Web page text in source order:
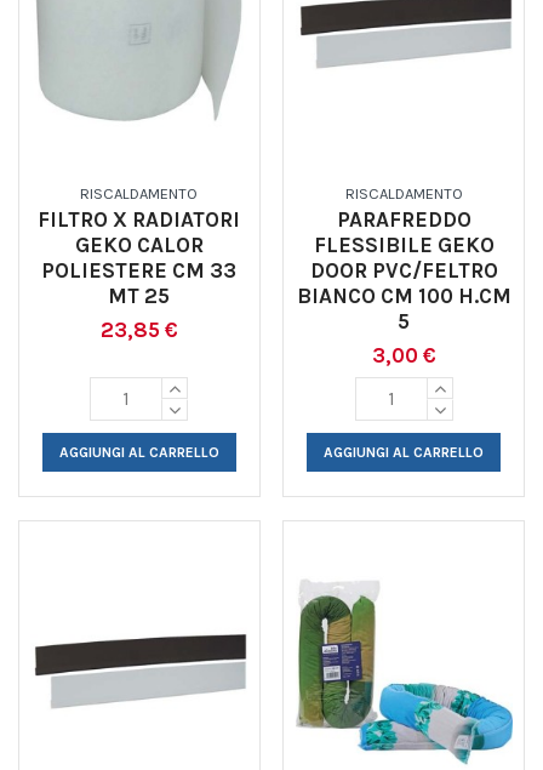
RISCALDAMENTO
FILTRO X RADIATORI
GEKO CALOR
POLIESTERE CM 33
MT 25
23,85 €
AGGIUNGI AL CARRELLO
RISCALDAMENTO
PARAFREDDO
FLESSIBILE GEKO
DOOR PVC/FELTRO
BIANCO CM 100 H.CM
5
3,00 €
AGGIUNGI AL CARRELLO